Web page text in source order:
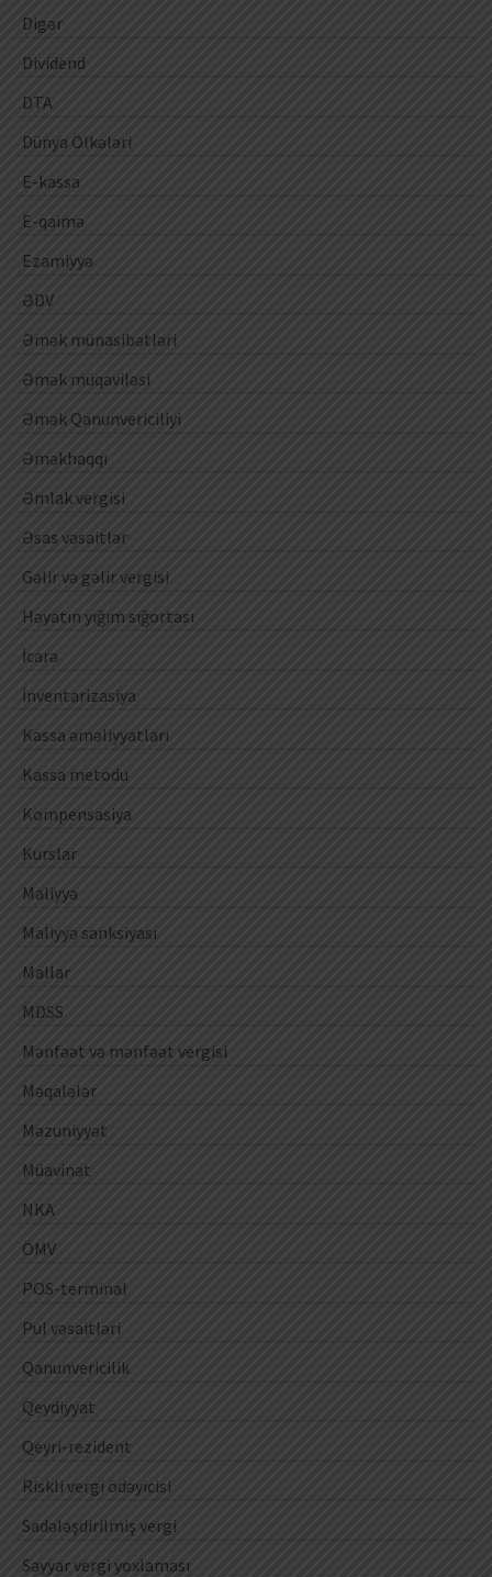
Digər
Dividend
DTA
Dünya Ölkələri
E-kassa
E-qaimə
Ezamiyyə
ƏDV
Əmək münasibətləri
Əmək müqaviləsi
Əmək Qanunvericiliyi
Əməkhaqqı
Əmlak vergisi
Əsas vəsaitlər
Gəlir və gəlir vergisi
Həyatın yığım sığortası
İcarə
İnventarizasiya
Kassa əməliyyatları
Kassa metodu
Kompensasiya
Kurslar
Maliyyə
Maliyyə sanksiyası
Mallar
MDSS
Mənfəət və mənfəət vergisi
Məqalələr
Məzuniyyət
Müavinət
NKA
ÖMV
POS-terminal
Pul vəsaitləri
Qanunvericilik
Qeydiyyat
Qeyri-rezident
Riskli vergi ödəyicisi
Sadələşdirilmiş vergi
Səyyar vergi yoxlaması